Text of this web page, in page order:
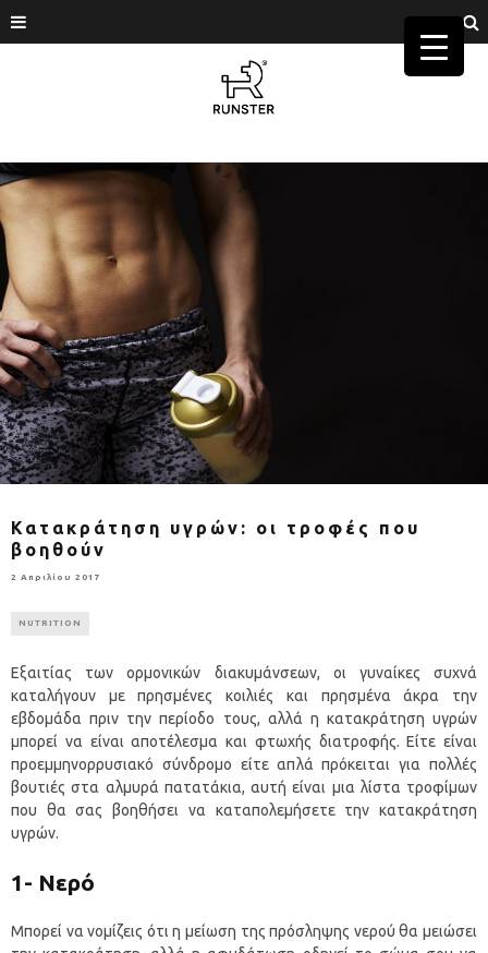
Κατακράτηση υγρών: οι τροφές που
βοηθούν
2 Απριλίου 2017
NUTRITION
Εξαιτίας των ορμονικών διακυμάνσεων, οι γυναίκες συχνά
καταλήγουν με πρησμένες κοιλιές και πρησμένα άκρα την
εβδομάδα πριν την περίοδο τους, αλλά η κατακράτηση υγρών
μπορεί να είναι αποτέλεσμα και φτωχής διατροφής. Είτε είναι
προεμμηνορρυσιακό σύνδρομο είτε απλά πρόκειται για πολλές
βουτιές στα αλμυρά πατατάκια, αυτή είναι μια λίστα τροφίμων
που θα σας βοηθήσει να καταπολεμήσετε την κατακράτηση
υγρών.
1- Νερό
Μπορεί να νομίζεις ότι η μείωση της πρόσληψης νερού θα μειώσει